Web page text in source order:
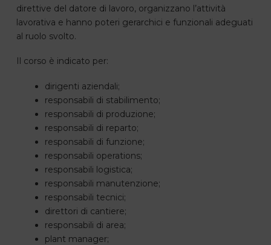
direttive del datore di lavoro, organizzano l’attività
lavorativa e hanno poteri gerarchici e funzionali adeguati
al ruolo svolto.
Il corso è indicato per:
dirigenti aziendali;
responsabili di stabilimento;
responsabili di produzione;
responsabili di reparto;
responsabili di funzione;
responsabili operations;
responsabili logistica;
responsabili manutenzione;
responsabili tecnici;
direttori di cantiere;
responsabili di area;
plant manager;